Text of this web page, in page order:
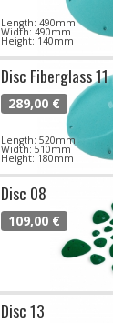
Length: 490mm
Width: 490mm
Height: 140mm
Disc Fiberglass
289,00 €
Length: 520mm
Width: 510mm
Height: 180mm
Disc 08
109,00 €
Disc 13